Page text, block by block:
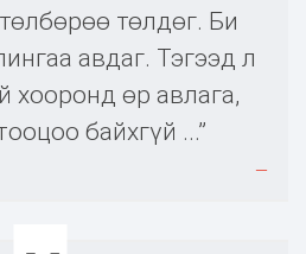
төлдөг. Би
авдаг. Тэгээд л
хооронд өр авлага,
байхгүй ...”